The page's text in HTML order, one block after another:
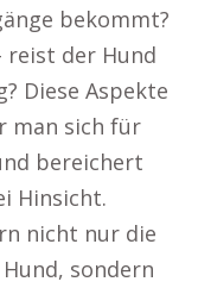
bekommt?
reist der Hund
Diese Aspekte
man sich für
bereichert
Hinsicht.
nicht nur die
sondern